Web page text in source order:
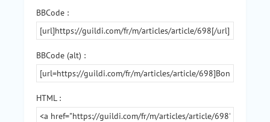
BBCode :
BBCode (alt) :
HTML :